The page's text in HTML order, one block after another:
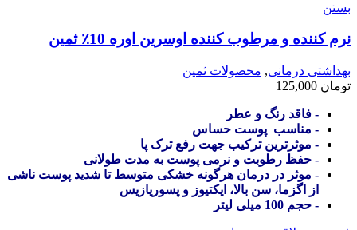
بستن
نرم کننده و مرطوب کننده اوسرین اوره 10٪ ثمین
بهداشتی درمانی, محصولات ثمین
تومان
- فاقد رنگ و عطر
- مناسب پوست حساس
- موثرترین ترکیب جهت رفع ترک پا
- حفظ رطوبت و نرمی پوست به مدت طولانی
- موثر در درمان هرگونه خشکی متوسط تا شدید پوست ناشی
از اگزما، سن بالا، ایکتیوز و پسوریازیس
- حجم 100 میلی لیتر